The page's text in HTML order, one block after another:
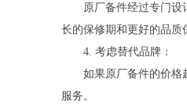
原厂备件经过专门设
长的保修期和更好的品质
4. 考虑替代品牌：
如果原厂备件的价格
服务。